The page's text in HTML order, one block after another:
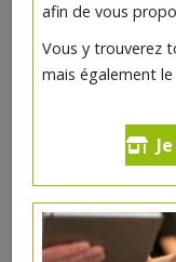
afin de vous
Vous y trouverez
mais également
Sirop
Mannavita
Ce produit est